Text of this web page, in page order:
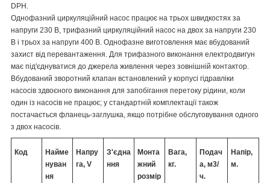
DPH.
Однофазний циркуляційний насос працює на трьох швидкостях за
напруги 230 В, трифазний циркуляційний насос на двох за напруги 230
В і трьох за напруги 400 В. Однофазне виготовлення має вбудований
захист від перевантаження. Для трифазного виконання електродвигун
має під'єднуватися до джерела живлення через зовнішній контактор.
Вбудований зворотний клапан встановлений у корпусі гідравліки
насосів здвоєного виконання для запобігання перетоку рідини, коли
один із насосів не працює; у стандартній комплектації також
постачається фланець-заглушка, якщо потрібне обслуговування одного
з двох насосів.
Код
Найме
нуван
ня
Напру
га, V
З'єдна
ння
Монта
жний
розмір
Вага,
кг.
Подач
а, м3/
ч.
Напір,
м.